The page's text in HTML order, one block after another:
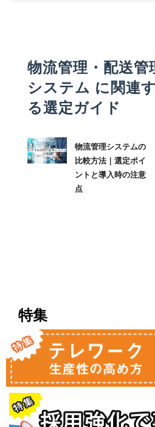
物流管理・配送管
システム に関連す
る選定ガイド
物流管理システムの
比較方法｜選定ポイ
ントと導入時の注意
点
特集